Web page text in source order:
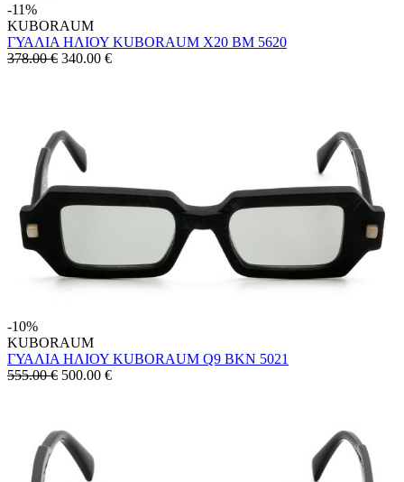
-11%
KUBORAUM
ΓΥΑΛΙΑ ΗΛΙΟΥ KUBORAUM X20 BM 5620
378.00 € 340.00 €
-10%
KUBORAUM
ΓΥΑΛΙΑ ΗΛΙΟΥ KUBORAUM Q9 BKN 5021
555.00 € 500.00 €